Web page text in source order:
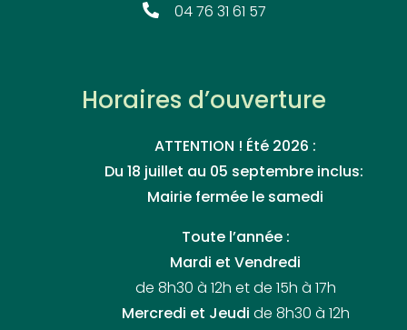
04 76 31 61 57
Horaires d’ouverture
ATTENTION ! Été 2026 :
Du 18 juillet au 05 septembre inclus:
Mairie fermée le samedi
Toute l’année :
Mardi et Vendredi
de 8h30 à 12h et de 15h à 17h
Mercredi et Jeudi de 8h30 à 12h